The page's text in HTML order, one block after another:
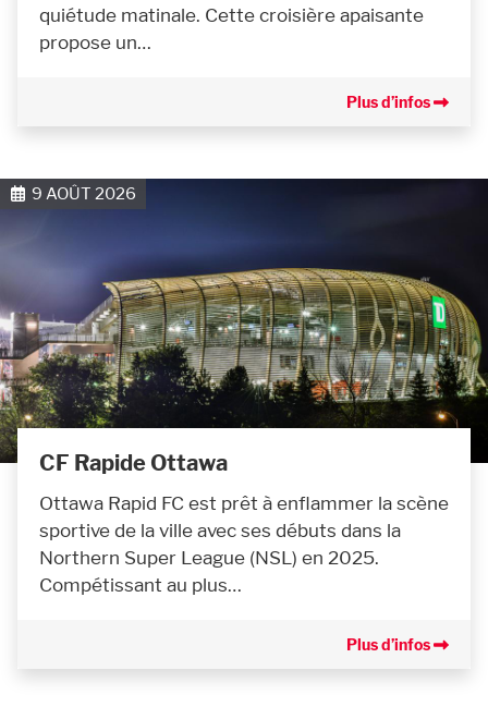
quiétude matinale. Cette croisière apaisante
propose un…
Plus d’infos
9 AOÛT 2026
CF Rapide Ottawa
Ottawa Rapid FC est prêt à enflammer la scène
sportive de la ville avec ses débuts dans la
Northern Super League (NSL) en 2025.
Compétissant au plus…
Plus d’infos